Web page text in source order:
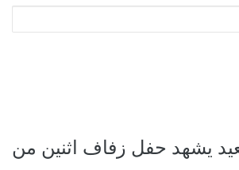
يشهد حفل زفاف اثنين من